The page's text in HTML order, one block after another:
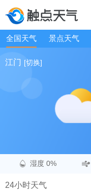
全国天气 景点天气
江门 [切换]
湿度 0%
24小时天气